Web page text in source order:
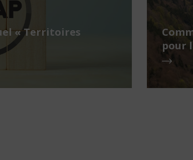
« Territoires
pour